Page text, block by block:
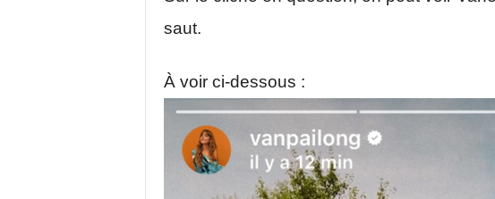
saut.
À voir ci-dessous :